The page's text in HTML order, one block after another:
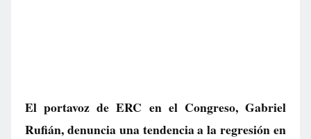
El portavoz de ERC en el Congreso, Gabriel
Rufián, denuncia una tendencia a la regresión en